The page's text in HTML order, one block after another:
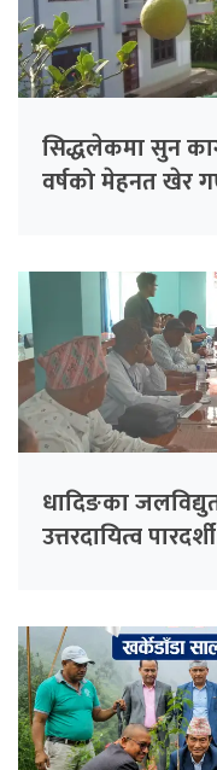
सिद्धलेकमा सुन
वर्षको मेहनत खेर
धादिङका
उत्तरदायित्व